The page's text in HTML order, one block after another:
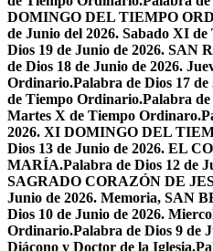
DOMINGO DEL TIEMPO
de Junio del 2026. Sabado XI
Dios 19 de Junio de 2026. SAN
de Dios 18 de Junio de 2026.
Ordinario.Palabra de Dios 17
de Tiempo Ordinario.Palabra de
Martes X de Tiempo Ordinaro.
2026. XI DOMINGO DEL
Dios 13 de Junio de 2026. EL
MARÍA.Palabra de Dios 12 de
SAGRADO CORAZÓN DE
Junio de 2026. Memoria, SAN
Dios 10 de Junio de 2026.
Ordinario.Palabra de Dios 9 de
Diácono y Doctor de la Iglesia.